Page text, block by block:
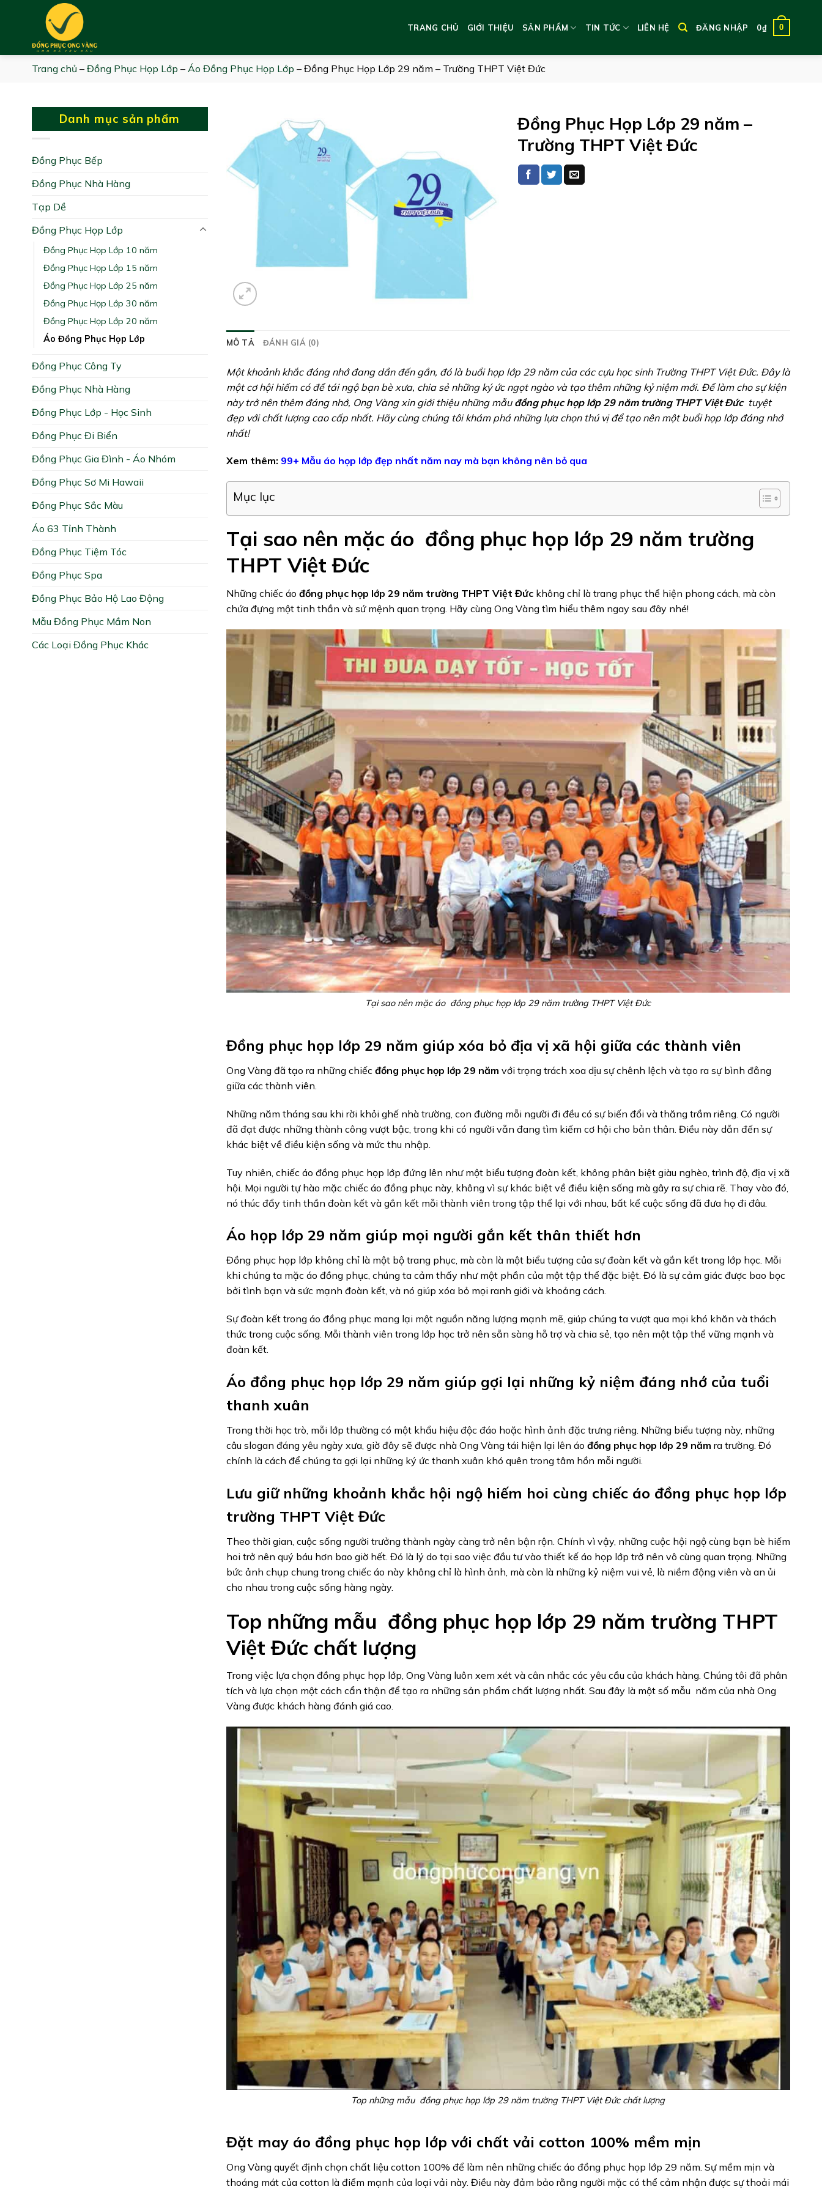
TRANG CHỦ GIỚI THIỆU SẢN PHẨM TIN TỨC LIÊN HỆ ĐĂNG NHẬP 0₫ 0
Trang chủ – Đồng Phục Họp Lớp – Áo Đồng Phục Họp Lớp – Đồng Phục Họp Lớp 29 năm – Trường THPT Việt Đức
Danh mục sản phẩm
Đồng Phục Bếp
Đồng Phục Nhà Hàng
Tạp Dề
Đồng Phục Họp Lớp
Đồng Phục Họp Lớp 10 năm
Đồng Phục Họp Lớp 15 năm
Đồng Phục Họp Lớp 25 năm
Đồng Phục Họp Lớp 30 năm
Đồng Phục Họp Lớp 20 năm
Áo Đồng Phục Họp Lớp
Đồng Phục Công Ty
Đồng Phục Nhà Hàng
Đồng Phục Lớp - Học Sinh
Đồng Phục Đi Biển
Đồng Phục Gia Đình - Áo Nhóm
Đồng Phục Sơ Mi Hawaii
Đồng Phục Sắc Màu
Áo 63 Tỉnh Thành
Đồng Phục Tiệm Tóc
Đồng Phục Spa
Đồng Phục Bảo Hộ Lao Động
Mẫu Đồng Phục Mầm Non
Các Loại Đồng Phục Khác
Đồng Phục Họp Lớp 29 năm –
Trường THPT Việt Đức
MÔ TẢ ĐÁNH GIÁ (0)
Một khoảnh khắc đáng nhớ đang dần đến gần, đó là buổi họp lớp 29 năm của các cựu học sinh Trường THPT Việt Đức. Đây là
một cơ hội hiếm có để tái ngộ bạn bè xưa, chia sẻ những ký ức ngọt ngào và tạo thêm những kỷ niệm mới. Để làm cho sự kiện
này trở nên thêm đáng nhớ, Ong Vàng xin giới thiệu những mẫu đồng phục họp lớp 29 năm trường THPT Việt Đứctuyệt
đẹp với chất lượng cao cấp nhất. Hãy cùng chúng tôi khám phá những lựa chọn thú vị để tạo nên một buổi họp lớp đáng nhớ
nhất!
Xem thêm: 99+ Mẫu áo họp lớp đẹp nhất năm nay mà bạn không nên bỏ qua
Mục lục
Tại sao nên mặc áo đồng phục họp lớp 29 năm trường
THPT Việt Đức
Những chiếc áo đồng phục họp lớp 29 năm trường THPT Việt Đức không chỉ là trang phục thể hiện phong cách, mà còn
chứa đựng một tinh thần và sứ mệnh quan trọng. Hãy cùng Ong Vàng tìm hiểu thêm ngay sau đây nhé!
Tại sao nên mặc áo đồng phục họp lớp 29 năm trường THPT Việt Đức
Đồng phục họp lớp 29 năm giúp xóa bỏ địa vị xã hội giữa các thành viên
Ong Vàng đã tạo ra những chiếc đồng phục họp lớp 29 năm với trọng trách xoa dịu sự chênh lệch và tạo ra sự bình đẳng
giữa các thành viên.
Những năm tháng sau khi rời khỏi ghế nhà trường, con đường mỗi người đi đều có sự biến đổi và thăng trầm riêng. Có người
đã đạt được những thành công vượt bậc, trong khi có người vẫn đang tìm kiếm cơ hội cho bản thân. Điều này dẫn đến sự
khác biệt về điều kiện sống và mức thu nhập.
Tuy nhiên, chiếc áo đồng phục họp lớp đứng lên như một biểu tượng đoàn kết, không phân biệt giàu nghèo, trình độ, địa vị xã
hội. Mọi người tự hào mặc chiếc áo đồng phục này, không vì sự khác biệt về điều kiện sống mà gây ra sự chia rẽ. Thay vào đó,
nó thúc đẩy tinh thần đoàn kết và gắn kết mỗi thành viên trong tập thể lại với nhau, bất kể cuộc sống đã đưa họ đi đâu.
Áo họp lớp 29 năm giúp mọi người gắn kết thân thiết hơn
Đồng phục họp lớp không chỉ là một bộ trang phục, mà còn là một biểu tượng của sự đoàn kết và gắn kết trong lớp học. Mỗi
khi chúng ta mặc áo đồng phục, chúng ta cảm thấy như một phần của một tập thể đặc biệt. Đó là sự cảm giác được bao bọc
bởi tình bạn và sức mạnh đoàn kết, và nó giúp xóa bỏ mọi ranh giới và khoảng cách.
Sự đoàn kết trong áo đồng phục mang lại một nguồn năng lượng mạnh mẽ, giúp chúng ta vượt qua mọi khó khăn và thách
thức trong cuộc sống. Mỗi thành viên trong lớp học trở nên sẵn sàng hỗ trợ và chia sẻ, tạo nên một tập thể vững mạnh và
đoàn kết.
Áo đồng phục họp lớp 29 năm giúp gợi lại những kỷ niệm đáng nhớ của tuổi
thanh xuân
Trong thời học trò, mỗi lớp thường có một khẩu hiệu độc đáo hoặc hình ảnh đặc trưng riêng. Những biểu tượng này, những
câu slogan đáng yêu ngày xưa, giờ đây sẽ được nhà Ong Vàng tái hiện lại lên áo đồng phục họp lớp 29 năm ra trường. Đó
chính là cách để chúng ta gợi lại những ký ức thanh xuân khó quên trong tâm hồn mỗi người.
Lưu giữ những khoảnh khắc hội ngộ hiếm hoi cùng chiếc áo đồng phục họp lớp
trường THPT Việt Đức
Theo thời gian, cuộc sống người trưởng thành ngày càng trở nên bận rộn. Chính vì vậy, những cuộc hội ngộ cùng bạn bè hiếm
hoi trở nên quý báu hơn bao giờ hết. Đó là lý do tại sao việc đầu tư vào thiết kế áo họp lớp trở nên vô cùng quan trọng. Những
bức ảnh chụp chung trong chiếc áo này không chỉ là hình ảnh, mà còn là những kỷ niệm vui vẻ, là niềm động viên và an ủi
cho nhau trong cuộc sống hàng ngày.
Top những mẫu đồng phục họp lớp 29 năm trường THPT
Việt Đức chất lượng
Trong việc lựa chọn đồng phục họp lớp, Ong Vàng luôn xem xét và cân nhắc các yêu cầu của khách hàng. Chúng tôi đã phân
tích và lựa chọn một cách cẩn thận để tạo ra những sản phẩm chất lượng nhất. Sau đây là một số mẫu năm của nhà Ong
Vàng được khách hàng đánh giá cao.
Top những mẫu đồng phục họp lớp 29 năm trường THPT Việt Đức chất lượng
Đặt may áo đồng phục họp lớp với chất vải cotton 100% mềm mịn
Ong Vàng quyết định chọn chất liệu cotton 100% để làm nên những chiếc áo đồng phục họp lớp 29 năm. Sự mềm mịn và
thoáng mát của cotton là điểm mạnh của loại vải này. Điều này đảm bảo rằng người mặc có thể cảm nhận được sự thoải mái